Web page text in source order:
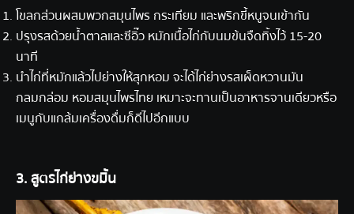
โขลกส่วนผสมพวกสมุนไพร กระเทียม และพริกขี้หนูจนเข้ากัน
ปรุงรสด้วยน้ำตาลและซีอิ๊ว หมักเนื้อไก่กับนมข้นจืดทิ้งไว้ 15-20
นาที
นำไก่ที่หมักแล้วไปย่างให้สุกหอม จะได้ไก่ย่างรสเผ็ดหวานมัน
กลมกล่อม หอมสมุนไพรไทย เหมาะจะทานเป็นอาหารจานเดียวหรือ
เมนูกับแกล้มเครื่องดื่มก็ดีไปอีกแบบ
3. สูตรไก่ย่างขมิ้น